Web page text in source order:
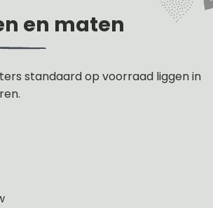
en maten
standaard op voorraad liggen in